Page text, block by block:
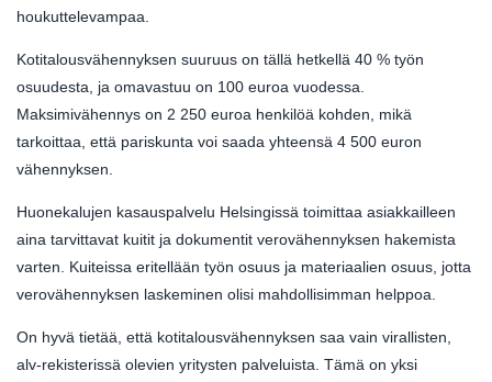
houkuttelevampaa.
Kotitalousvähennyksen suuruus on tällä hetkellä 40 % työn
osuudesta, ja omavastuu on 100 euroa vuodessa.
Maksimivähennys on 2 250 euroa henkilöä kohden, mikä
tarkoittaa, että pariskunta voi saada yhteensä 4 500 euron
vähennyksen.
Huonekalujen kasauspalvelu Helsingissä toimittaa asiakkailleen
aina tarvittavat kuitit ja dokumentit verovähennyksen hakemista
varten. Kuiteissa eritellään työn osuus ja materiaalien osuus, jotta
verovähennyksen laskeminen olisi mahdollisimman helppoa.
On hyvä tietää, että kotitalousvähennyksen saa vain virallisten,
alv-rekisterissä olevien yritysten palveluista. Tämä on yksi